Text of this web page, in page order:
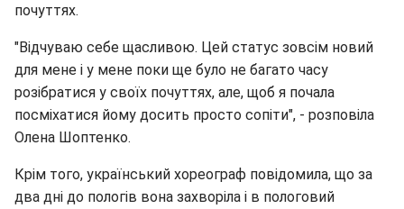
почуттях.
"Відчуваю себе щасливою. Цей статус зовсім новий
для мене і у мене поки ще було не багато часу
розібратися у своїх почуттях, але, щоб я почала
посміхатися йому досить просто сопіти", - розповіла
Олена Шоптенко.
Крім того, український хореограф повідомила, що за
два дні до пологів вона захворіла і в пологовий